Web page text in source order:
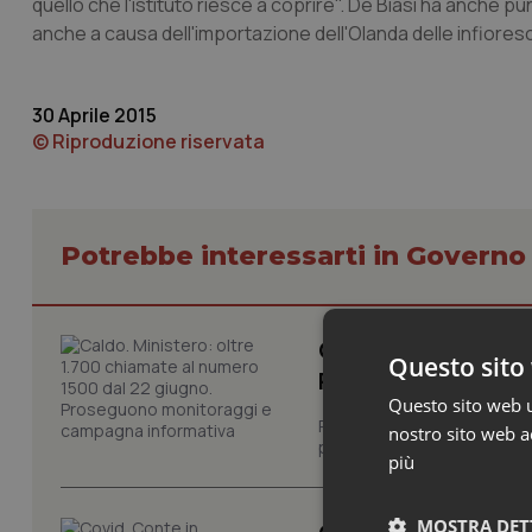
anche a causa dell'importazione dell'Olanda delle
30 Aprile 2015
© Riproduzione riservata
Potrebbe interessarti in
Caldo. Ministero:
Proseguono
Prosegue il monitoraggio
per limitare gli effetti delle
Questo
Questo sito web
nostro sito web
più
MOSTRA